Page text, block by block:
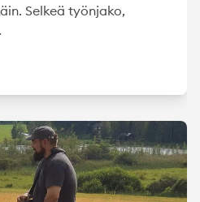
Selkeä työnjako,